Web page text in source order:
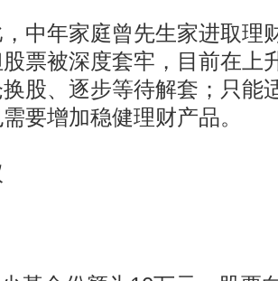
年家庭曾先生家进取理
票被深度套牢，目前在上
股、逐步等待解套；只能
要增加稳健理财产品。